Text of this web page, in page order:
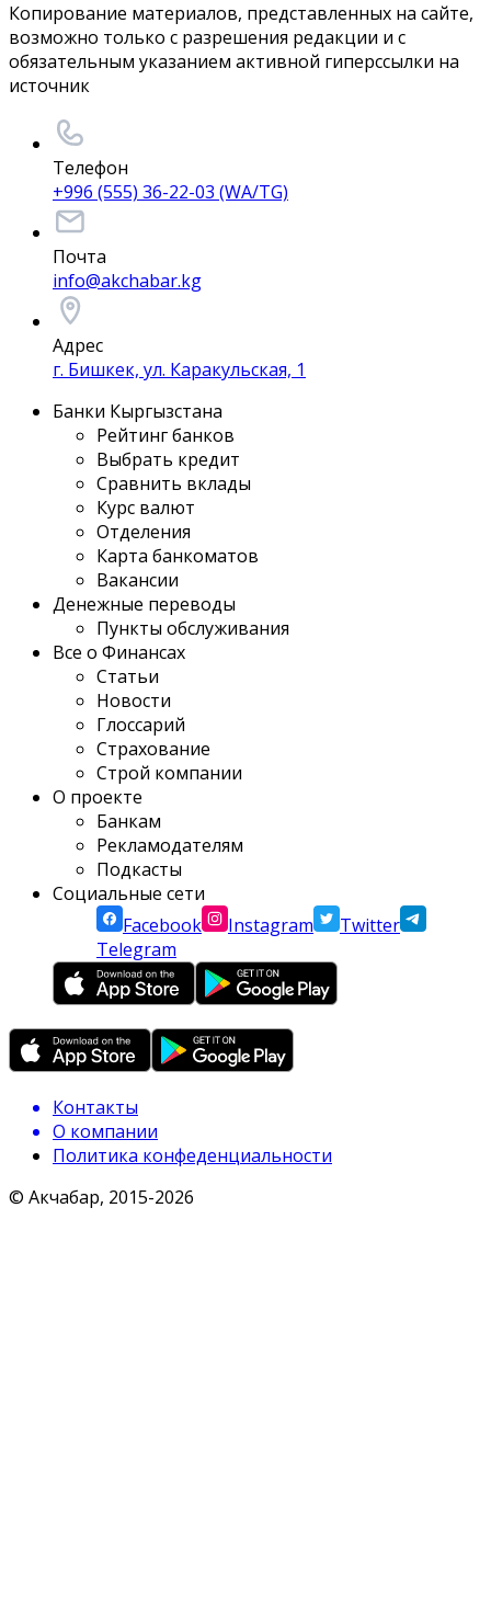
Копирование материалов, представленных на сайте,
возможно только с разрешения редакции и с
обязательным указанием активной гиперссылки на
источник
Телефон
+996 (555) 36-22-03 (WA/TG)
Почта
info@akchabar.kg
Адрес
г. Бишкек, ул. Каракульская, 1
Банки Кыргызстана
Рейтинг банков
Выбрать кредит
Сравнить вклады
Курс валют
Отделения
Карта банкоматов
Вакансии
Денежные переводы
Пункты обслуживания
Все о Финансах
Статьи
Новости
Глоссарий
Страхование
Строй компании
О проекте
Банкам
Рекламодателям
Подкасты
Социальные сети
Facebook
Instagram
Twitter
Telegram
Контакты
О компании
Политика конфеденциальности
© Акчабар, 2015-2026